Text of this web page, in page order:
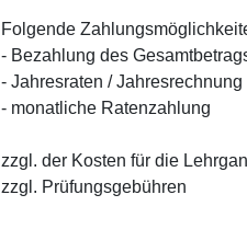
Folgende
- Bezahlung des
- Jahresraten / Jahresrechnung
- monatliche Ratenzahlung
zzgl. der Kosten für die
zzgl. Prüfungsgebühren